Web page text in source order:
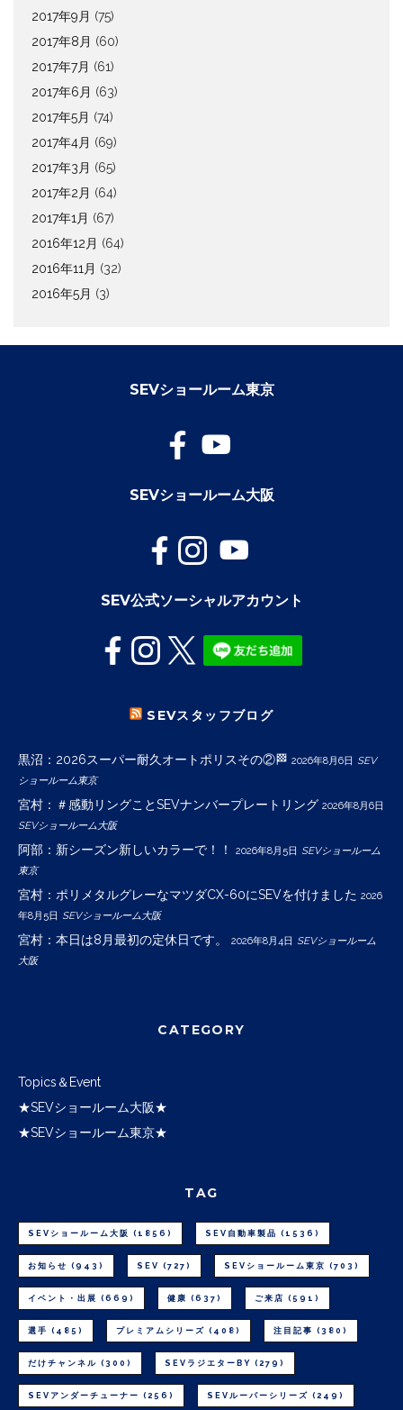
2017年9月 (75)
2017年8月 (60)
2017年7月 (61)
2017年6月 (63)
2017年5月 (74)
2017年4月 (69)
2017年3月 (65)
2017年2月 (64)
2017年1月 (67)
2016年12月 (64)
2016年11月 (32)
2016年5月 (3)
SEVショールーム東京
SEVショールーム大阪
SEV公式ソーシャルアカウント
SEVスタッフブログ
黒沼：2026スーパー耐久オートポリスその②🏁 2026年8月6日 SEV
ショールーム東京
宮村：＃感動リングことSEVナンバープレートリング 2026年8月6日
SEVショールーム大阪
阿部：新シーズン新しいカラーで！！ 2026年8月5日 SEVショールーム
東京
宮村：ポリメタルグレーなマツダCX-60にSEVを付けました 2026
年8月5日 SEVショールーム大阪
宮村：本日は8月最初の定休日です。 2026年8月4日 SEVショールーム
大阪
CATEGORY
Topics＆Event
★SEVショールーム大阪★
★SEVショールーム東京★
TAG
SEVショールーム大阪 (1856) SEV自動車製品 (1536)
お知らせ (943) SEV (727) SEVショールーム東京 (703)
イベント・出展 (669) 健康 (637) ご来店 (591)
選手 (485) プレミアムシリーズ (408) 注目記事 (380)
だけチャンネル (300) SEVラジエターBY (279)
SEVアンダーチューナー (256) SEVルーパーシリーズ (249)